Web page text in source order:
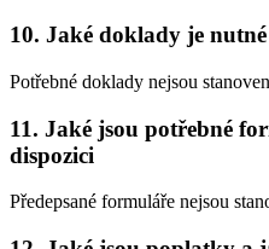
10. Jaké doklady je nutné
Potřebné doklady nejsou
11. Jaké jsou potřebné
dispozici
Předepsané formuláře nejsou